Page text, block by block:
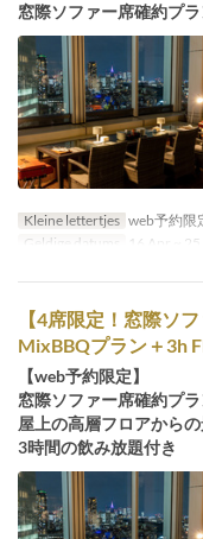
窓際ソファー席確約プラ
Kleine lettertjes web予約限
Geldige datums
16 Apr ~ 25
【4席限定！窓際ソ
MixBBQプラン＋3h
【web予約限定】
窓際ソファー席確約プラ
屋上の高層フロアから
3時間の飲み放題付き